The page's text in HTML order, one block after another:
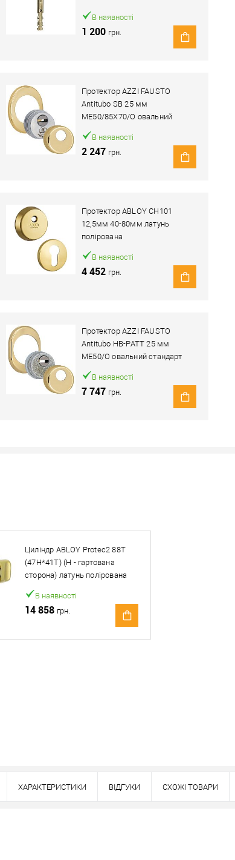
В наявності
1 200 грн.
Протектор AZZI FAUSTO
Antitubo SB 25 мм
ME50/85X70/O овальний
широкий латунь полірована
В наявності
2 247 грн.
Протектор ABLOY CH101
12,5мм 40-80мм латунь
полірована
В наявності
4 452 грн.
Протектор AZZI FAUSTO
Antitubo HB-PATT 25 мм
ME50/O овальний стандарт
латунь полірована
В наявності
7 747 грн.
Купити в 1 клік
запитуйте у менеджера.
Оплата
Циліндр ABLOY Protec2 88T
(47H*41T) (H - гартована
сторона) латунь полірована
В наявності
14 858 грн.
ХАРАКТЕРИСТИКИ ВІДГУКИ СХОЖІ ТОВАРИ